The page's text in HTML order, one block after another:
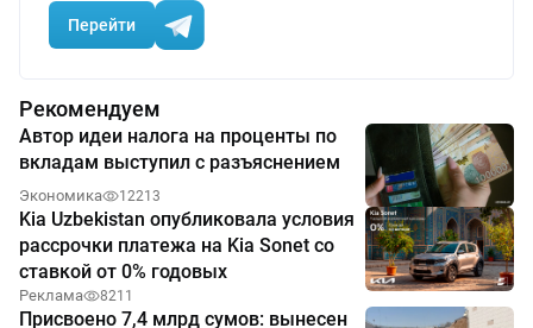
Перейти
Рекомендуем
Автор идеи налога на проценты по
вкладам выступил с разъяснением
Экономика 12213
Kia Uzbekistan опубликовала условия
рассрочки платежа на Kia Sonet со
ставкой от 0% годовых
Реклама 8211
Присвоено 7,4 млрд сумов: вынесен